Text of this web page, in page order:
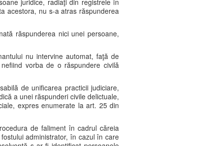
juridice, radiaţi din registrele în
acestora, nu s-a atras răspunderea
răspunderea nici unei persoane,
nu intervine automat, faţă de
vorba de o răspundere civilă
de unificarea practicii judiciare,
a unei răspunderi civile delictuale,
expres enumerate la art. 25 din
de faliment în cadrul căreia
administrator, în cazul în care